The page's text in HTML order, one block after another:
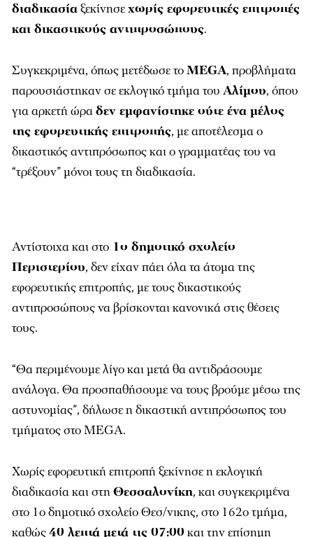
διαδικασίαξεκίνησεχωρίς εφορευτικές επιτροπές
και δικαστικούς αντιπροσώπους.
Συγκεκριμένα, όπως μετέδωσε τοMEGA, προβλήματα
παρουσιάστηκαν σε εκλογικό τμήμα του Αλίμου, όπου
για αρκετή ώραδεν εμφανίστηκε ούτε ένα μέλος
της εφορευτικής επιτροπής, με αποτέλεσμα ο
δικαστικός αντιπρόσωπος και ο γραμματέας του να
“τρέξουν” μόνοι τους τη διαδικασία.
Αντίστοιχα και στο 1ο δημοτικό σχολείο
Περιστερίου, δεν είχαν πάει όλα τα άτομα της
εφορευτικής επιτροπής, με τους δικαστικούς
αντιπροσώπους να βρίσκονται κανονικά στις θέσεις
τους.
“Θα περιμένουμε λίγο και μετά θα αντιδράσουμε
ανάλογα. Θα προσπαθήσουμε να τους βρούμε μέσω της
αστυνομίας”, δήλωσε η δικαστική αντιπρόσωπος του
τμήματος στο MEGA.
Χωρίς εφορευτική επιτροπή ξεκίνησε η εκλογική
διαδικασία και στηΘεσσαλονίκη, και συγκεκριμένα
στο 1ο δημοτικό σχολείο Θεσ/νικης, στο 162ο τμήμα,
καθώς40 λεπτά μετά τις 07:00 και την επίσημη